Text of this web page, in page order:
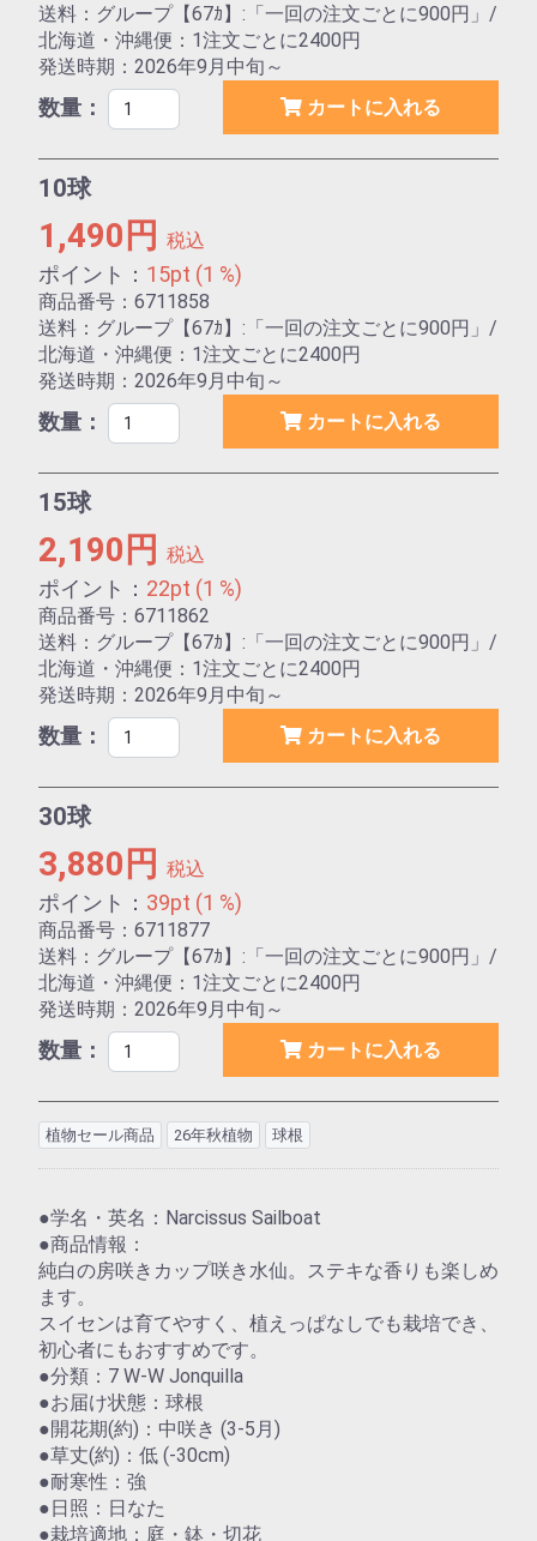
送料：グループ【67ｶ】:「一回の注文ごとに900円」/
北海道・沖縄便：1注文ごとに2400円
発送時期：2026年9月中旬～
数量： カートに入れる
10球
1,490円 税込
ポイント： 15pt (1 %)
商品番号：6711858
送料：グループ【67ｶ】:「一回の注文ごとに900円」/
北海道・沖縄便：1注文ごとに2400円
発送時期：2026年9月中旬～
数量： カートに入れる
15球
2,190円 税込
ポイント： 22pt (1 %)
商品番号：6711862
送料：グループ【67ｶ】:「一回の注文ごとに900円」/
北海道・沖縄便：1注文ごとに2400円
発送時期：2026年9月中旬～
数量： カートに入れる
30球
3,880円 税込
ポイント： 39pt (1 %)
商品番号：6711877
送料：グループ【67ｶ】:「一回の注文ごとに900円」/
北海道・沖縄便：1注文ごとに2400円
発送時期：2026年9月中旬～
数量： カートに入れる
植物セール商品 26年秋植物 球根
●学名・英名：Narcissus Sailboat
●商品情報：
純白の房咲きカップ咲き水仙。ステキな香りも楽しめ
ます。
スイセンは育てやすく、植えっぱなしでも栽培でき、
初心者にもおすすめです。
●分類：7 W-W Jonquilla
●お届け状態：球根
●開花期(約)：中咲き (3-5月)
●草丈(約)：低 (-30cm)
●耐寒性：強
●日照：日なた
●栽培適地：庭・鉢・切花